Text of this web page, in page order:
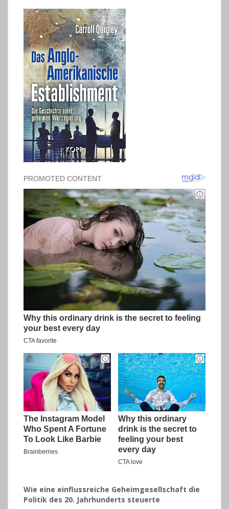
Wie eine einflussreiche Geheimgesellschaft die
Politik des 20. Jahrhunderts steuerte